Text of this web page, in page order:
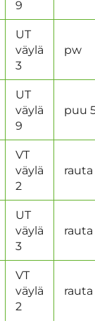
9
UT
väylä
3
pw
UT
väylä
9
puu
VT
väylä
2
rauta
UT
väylä
3
rauta
VT
väylä
2
rauta